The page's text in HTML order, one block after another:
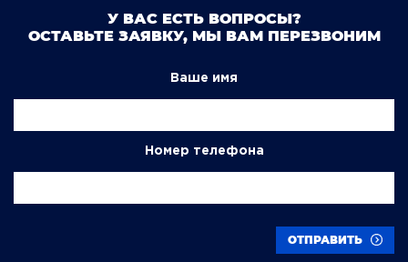
У ВАС ЕСТЬ ВОПРОСЫ?
ОСТАВЬТЕ ЗАЯВКУ, МЫ ВАМ ПЕРЕЗВОНИМ
Ваше имя
Номер телефона
ОТПРАВИТЬ